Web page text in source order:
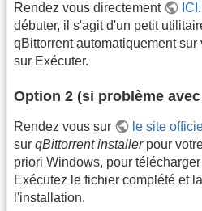
Rendez vous directement ICI
débuter, il s'agit d'un petit
qBittorrent automatiquement
sur Exécuter.
Option 2 (si problème
Rendez vous sur le site
sur qBittorrent installerpour
priori Windows, pour
Exécutez le fichier complété et
l'installation.